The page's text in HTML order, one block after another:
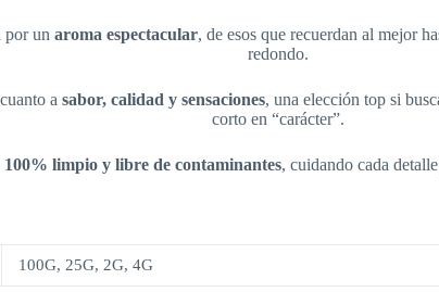
por un aroma espectacular, de esos que recuerdan al mejor
redondo.
a sabor, calidad y sensaciones, una elección top si
corto en “carácter”.
100% limpio y libre de contaminantes, cuidando cada
100G, 25G, 2G, 4G